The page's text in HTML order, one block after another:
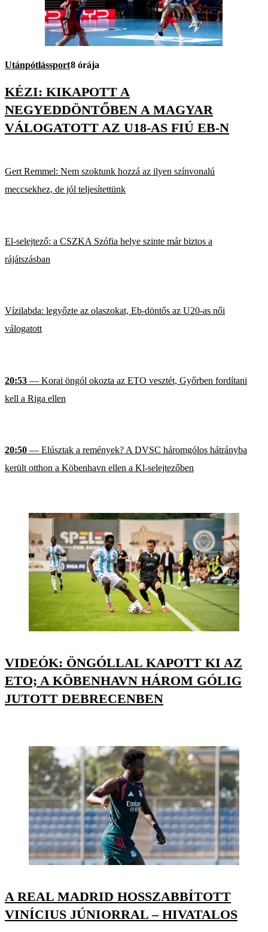
Utánpótlássport8 órája
KÉZI: KIKAPOTT A
NEGYEDDÖNTŐBEN A MAGYAR
VÁLOGATOTT AZ U18-AS FIÚ EB-N
Gert Remmel: Nem szoktunk hozzá az ilyen színvonalú
meccsekhez, de jól teljesítettünk
El-selejtező: a CSZKA Szófia helye szinte már biztos a
rájátszásban
Vízilabda: legyőzte az olaszokat, Eb-döntős az U20-as női
válogatott
20:53 — Korai öngól okozta az ETO vesztét, Győrben fordítani
kell a Riga ellen
20:50 — Elúsztak a remények? A DVSC háromgólos hátrányba
került otthon a Köbenhavn ellen a Kl-selejtezőben
VIDEÓK: ÖNGÓLLAL KAPOTT KI AZ
ETO; A KÖBENHAVN HÁROM GÓLIG
JUTOTT DEBRECENBEN
A REAL MADRID HOSSZABBÍTOTT
VINÍCIUS JÚNIORRAL – HIVATALOS